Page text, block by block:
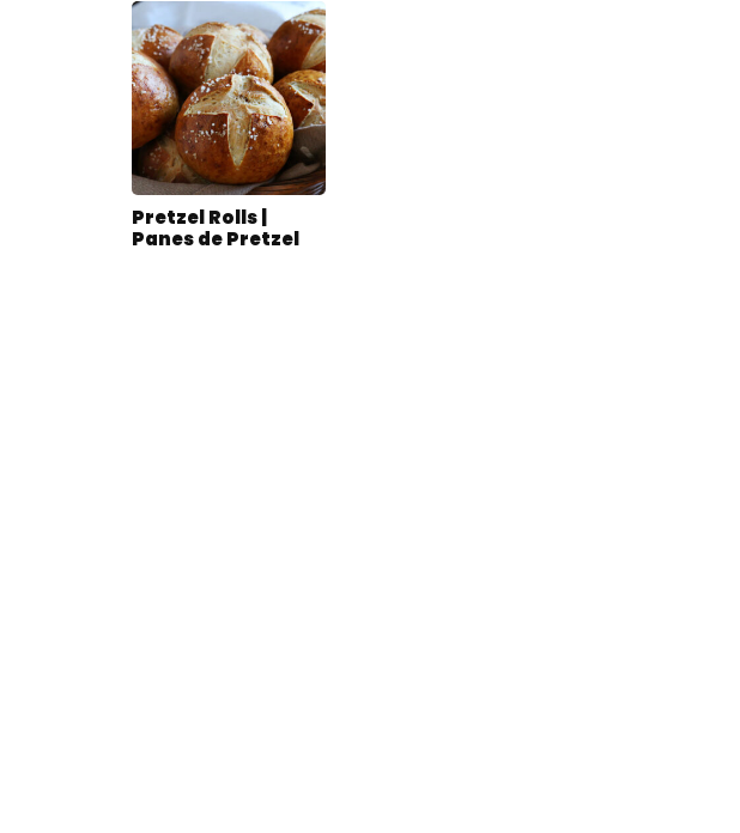
Pretzel Rolls |
Panes de Pretzel